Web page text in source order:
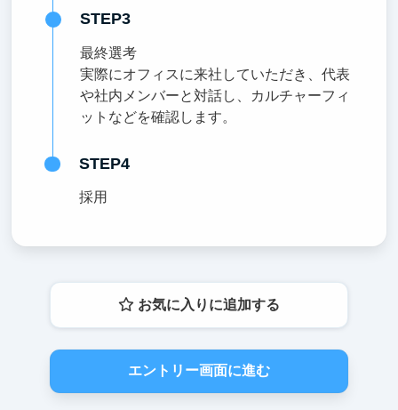
STEP3
最終選考
実際にオフィスに来社していただき、代表
や社内メンバーと対話し、カルチャーフィ
ットなどを確認します。
STEP4
採用
お気に入りに追加する
エントリー画面に進む